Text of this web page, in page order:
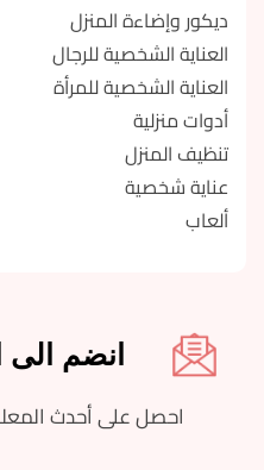
ديكور وإضاءة المنزل
العناية الشخصية للرجال
العناية الشخصية للمرأة
أدوات منزلية
تنظيف المنزل
عناية شخصية
ألعاب
انضم الى
احصل على أحدث